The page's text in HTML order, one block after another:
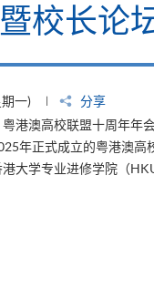
校长论
一)
分享
港澳高校联盟十周年年
年正式成立的粤港澳高
大学专业进修学院（